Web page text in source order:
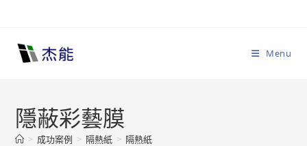
content
Menu
隱蔽彩藝膜
> 成功案例 > 隔熱紙 > 隔熱紙